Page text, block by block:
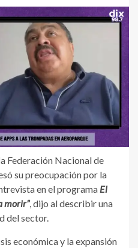
Federación Nacional de
su preocupación por la
en el programa El
morir”, dijo al describir una
del sector.
económica y la expansión